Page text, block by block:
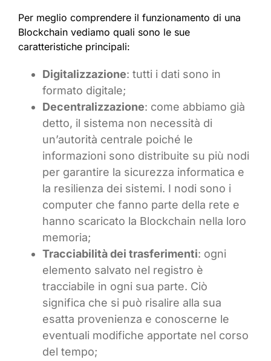
Per meglio comprendere il funzionamento di una
Blockchain vediamo quali sono le sue
caratteristiche principali:
Digitalizzazione: tutti i dati sono in
formato digitale;
Decentralizzazione: come abbiamo già
detto, il sistema non necessità di
un’autorità centrale poiché le
informazioni sono distribuite su più nodi
per garantire la sicurezza informatica e
la resilienza dei sistemi. I nodi sono i
computer che fanno parte della rete e
hanno scaricato la Blockchain nella loro
memoria;
Tracciabilità dei trasferimenti: ogni
elemento salvato nel registro è
tracciabile in ogni sua parte. Ciò
significa che si può risalire alla sua
esatta provenienza e conoscerne le
eventuali modifiche apportate nel corso
del tempo;